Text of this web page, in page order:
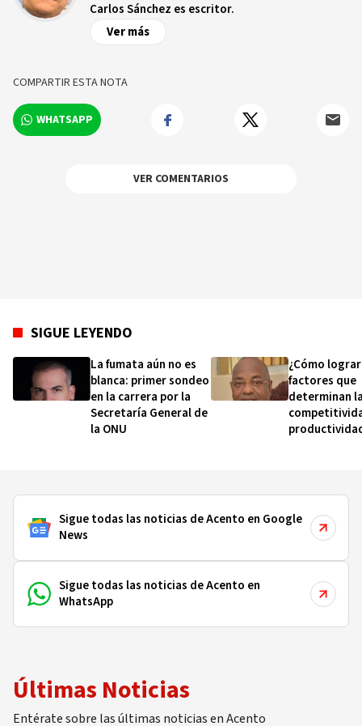
Carlos Sánchez es escritor.
Ver más
COMPARTIR ESTA NOTA
WHATSAPP
VER COMENTARIOS
SIGUE LEYENDO
La fumata aún no es
blanca: primer sondeo
en la carrera por la
Secretaría General de
la ONU
¿Cómo
factores que
determinan
Sigue todas las noticias de Acento en Google
News
Sigue todas las noticias de Acento en
WhatsApp